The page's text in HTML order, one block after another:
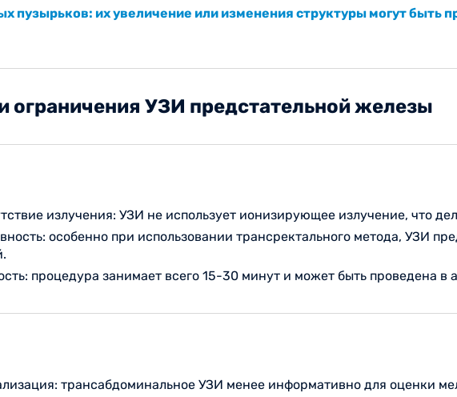
пузырьков: их увеличение или изменения структуры могут быть
ограничения УЗИ предстательной железы
излучения: УЗИ не использует ионизирующее излучение, что
особенно при использовании трансректального метода, УЗИ
процедура занимает всего 15-30 минут и может быть проведена в
трансабдоминальное УЗИ менее информативно для оценки